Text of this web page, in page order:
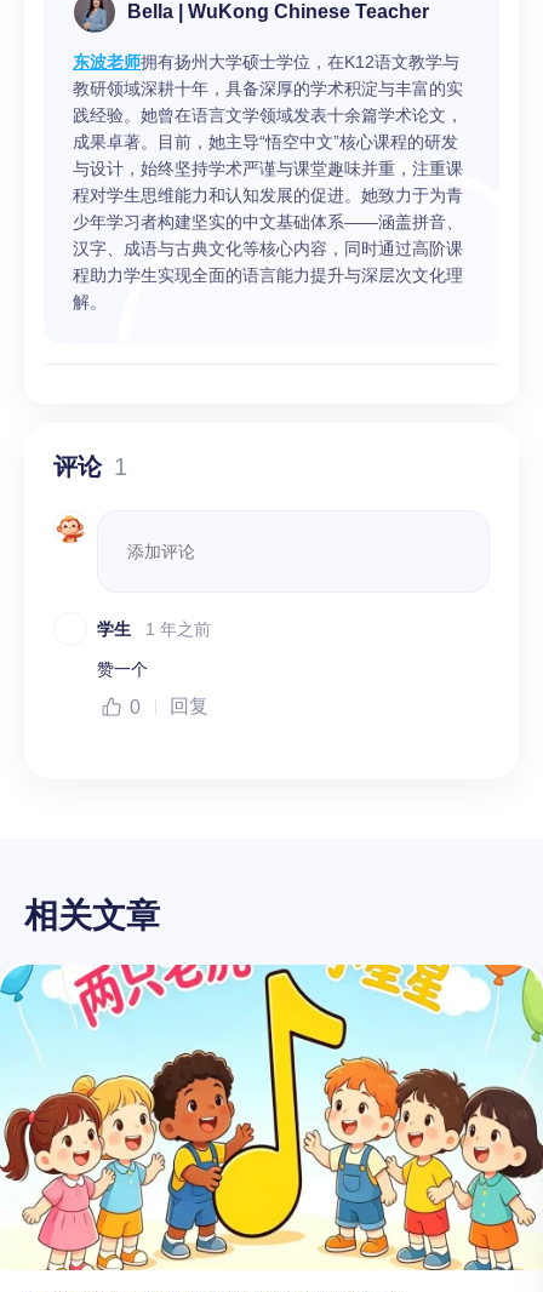
Bella | WuKong Chinese Teacher
东波老师拥有扬州大学硕士学位，在K12语文教学与
教研领域深耕十年，具备深厚的学术积淀与丰富的实
践经验。她曾在语言文学领域发表十余篇学术论文，
成果卓著。目前，她主导“悟空中文”核心课程的研发
与设计，始终坚持学术严谨与课堂趣味并重，注重课
程对学生思维能力和认知发展的促进。她致力于为青
少年学习者构建坚实的中文基础体系——涵盖拼音、
汉字、成语与古典文化等核心内容，同时通过高阶课
程助力学生实现全面的语言能力提升与深层次文化理
解。
评论 1
学生 1 年之前
赞一个
0 回复
相关文章